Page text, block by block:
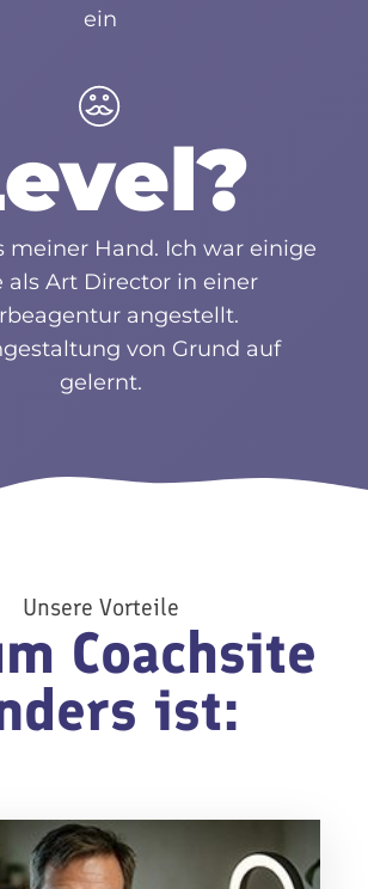
ein
meiner Hand. Ich war einige
als Art Director in einer
angestellt.
von Grund auf
gelernt.
Unsere Vorteile
Coachsite
ist: